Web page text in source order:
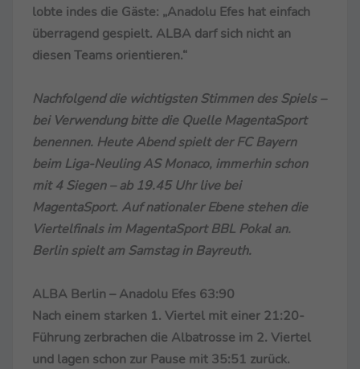
lobte indes die Gäste: „Anadolu Efes hat einfach
überragend gespielt. ALBA darf sich nicht an
diesen Teams orientieren.“
Nachfolgend die wichtigsten Stimmen des Spiels –
bei Verwendung bitte die Quelle MagentaSport
benennen. Heute Abend spielt der FC Bayern
beim Liga-Neuling AS Monaco, immerhin schon
mit 4 Siegen – ab 19.45 Uhr live bei
MagentaSport. Auf nationaler Ebene stehen die
Viertelfinals im MagentaSport BBL Pokal an.
Berlin spielt am Samstag in Bayreuth.
ALBA Berlin – Anadolu Efes 63:90
Nach einem starken 1. Viertel mit einer 21:20-
Führung zerbrachen die Albatrosse im 2. Viertel
und lagen schon zur Pause mit 35:51 zurück.